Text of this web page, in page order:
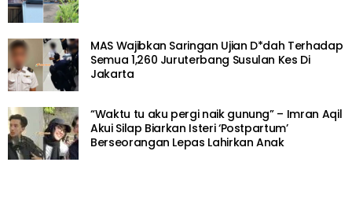
MAS Wajibkan Saringan Ujian D*dah Terhadap
Semua 1,260 Juruterbang Susulan Kes Di
Jakarta
“Waktu tu aku pergi naik gunung” – Imran Aqil
Akui Silap Biarkan Isteri ‘Postpartum’
Berseorangan Lepas Lahirkan Anak